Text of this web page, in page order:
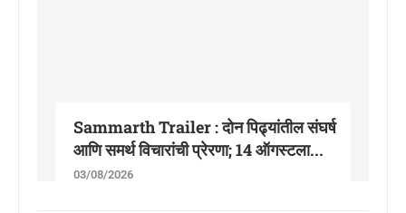
Sammarth Trailer : दोन पिढ्यांतील संघर्ष
आणि समर्थ विचारांची प्रेरणा; 14 ऑगस्टला...
03/08/2026